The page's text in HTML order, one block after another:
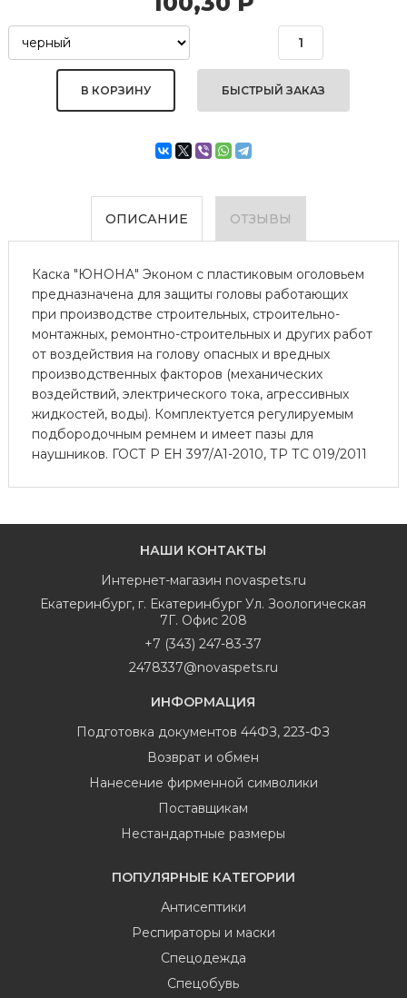
БЫСТРЫЙ ЗАКАЗ
ОПИСАНИЕ ОТЗЫВЫ
Каска "ЮНОНА" Эконом с пластиковым оголовьем
предназначена для защиты головы работающих
при производстве строительных, строительно-
монтажных, ремонтно-строительных и других работ
от воздействия на голову опасных и вредных
производственных факторов (механических
воздействий, электрического тока, агрессивных
жидкостей, воды). Комплектуется регулируемым
подбородочным ремнем и имеет пазы для
наушников. ГОСТ Р ЕН 397/А1-2010, ТР ТС 019/2011
НАШИ КОНТАКТЫ
Интернет-магазин novaspets.ru
Екатеринбург, г. Екатеринбург Ул. Зоологическая
7Г. Офис 208
+7 (343) 247-83-37
2478337@novaspets.ru
ИНФОРМАЦИЯ
Подготовка документов 44ФЗ, 223-ФЗ
Возврат и обмен
Нанесение фирменной символики
Поставщикам
Нестандартные размеры
ПОПУЛЯРНЫЕ КАТЕГОРИИ
Антисептики
Респираторы и маски
Спецодежда
Спецобувь